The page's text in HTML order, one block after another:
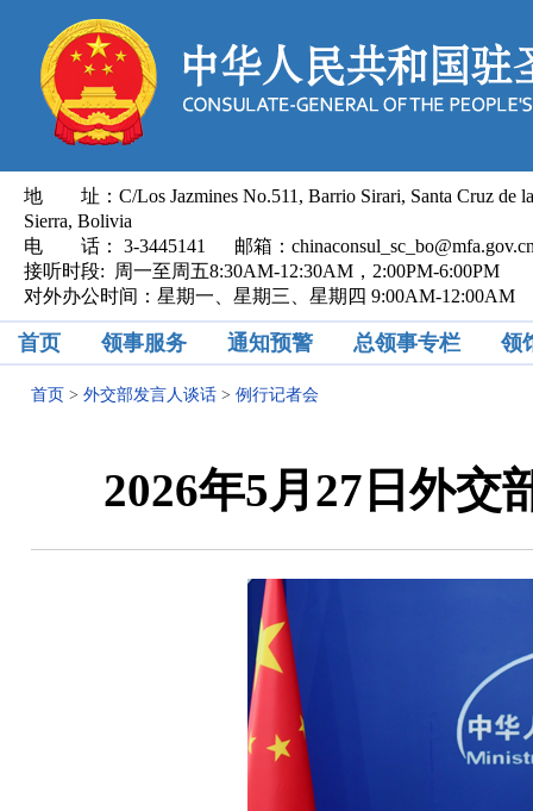
地 址：C/Los Jazmines No.511, Barrio Sirari, Santa Cruz de la
Sierra, Bolivia
电 话： 3-3445141 邮箱：
接听时段: 周一至周五8:30AM-12:30AM，2:00PM-6:00PM
对外办公时间：星期一、星期三、星期四 9:00AM-12:00AM
首页 领事服务 通知预警 总领事专栏 领
首页 > 外交部发言人谈话> 例行记者会
2026年5月27日外交